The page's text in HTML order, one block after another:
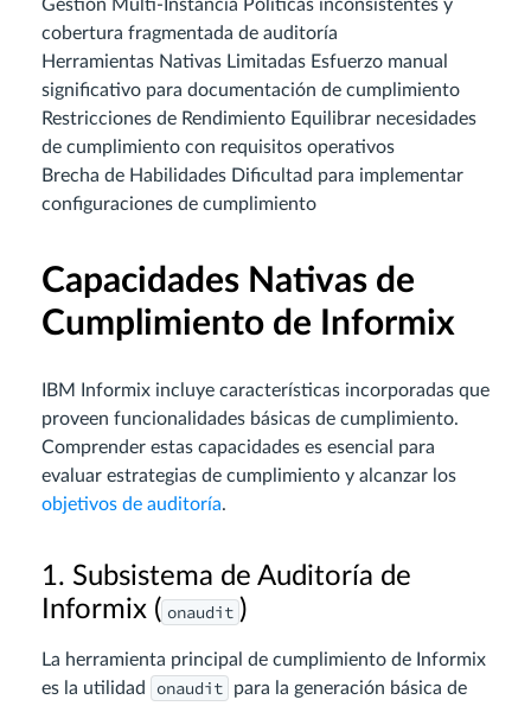
Gestión Multi-Instancia Políticas inconsistentes y
cobertura fragmentada de auditoría
Herramientas Nativas Limitadas Esfuerzo manual
significativo para documentación de cumplimiento
Restricciones de Rendimiento Equilibrar necesidades
de cumplimiento con requisitos operativos
Brecha de Habilidades Dificultad para implementar
configuraciones de cumplimiento
Capacidades Nativas de
Cumplimiento de Informix
IBM Informix incluye características incorporadas que
proveen funcionalidades básicas de cumplimiento.
Comprender estas capacidades es esencial para
evaluar estrategias de cumplimiento y alcanzar los
objetivos de auditoría.
1. Subsistema de Auditoría de
Informix ( onaudit )
La herramienta principal de cumplimiento de Informix
es la utilidad
onaudit
para la generación básica de